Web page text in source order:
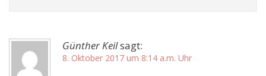
Günther Keilsagt:
8. Oktober 2017 um 8:14 a.m. Uhr